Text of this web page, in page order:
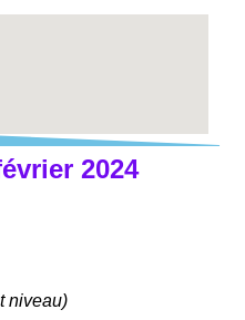
2024
niveau)